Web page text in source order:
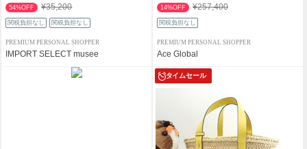
54%OFF ¥35,200
関税負担なし 関税負担なし
PREMIUM PERSONAL SHOPPER
IMPORT SELECT musee
14%OFF ¥257,400
関税負担なし
PREMIUM PERSONAL SHOPPER
Ace Global
タイムセール